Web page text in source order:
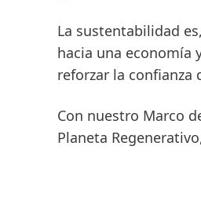
La sustentabilidad
hacia una economía
reforzar la confianza
Con nuestro Marco
Planeta Regenerativo